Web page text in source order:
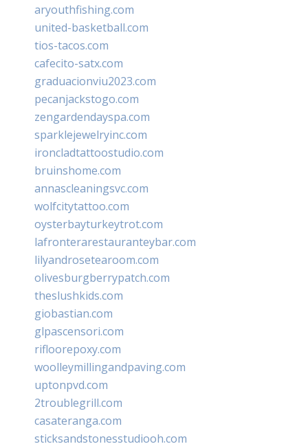
aryouthfishing.com
united-basketball.com
tios-tacos.com
cafecito-satx.com
graduacionviu2023.com
pecanjackstogo.com
zengardendayspa.com
sparklejewelryinc.com
ironcladtattoostudio.com
bruinshome.com
annascleaningsvc.com
wolfcitytattoo.com
oysterbayturkeytrot.com
lafronterarestauranteybar.com
lilyandrosetearoom.com
olivesburgberrypatch.com
theslushkids.com
giobastian.com
glpascensori.com
rifloorepoxy.com
woolleymillingandpaving.com
uptonpvd.com
2troublegrill.com
casateranga.com
sticksandstonesstudiooh.com